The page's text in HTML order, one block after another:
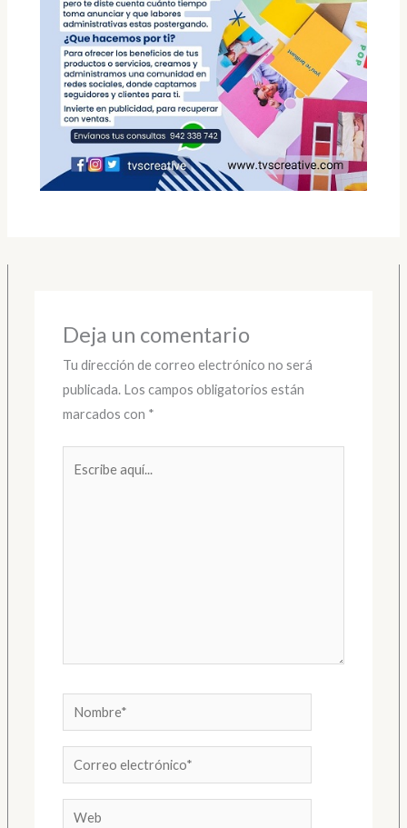
Deja un comentario
Tu dirección de correo electrónico no será
publicada. Los campos obligatorios están
marcados con *
Nombre*
Correo
electrónico*
Web